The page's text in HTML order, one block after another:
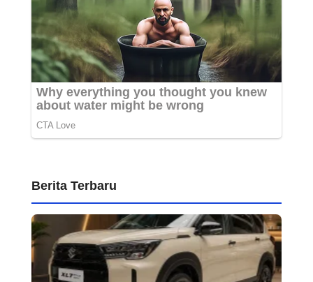
Berita Terbaru